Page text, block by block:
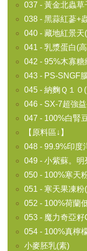
037 - 黃金北蟲草
038 - 黑蒜紅蔘+
040 - 藏地紅景天
041 - 乳漿蛋白(
042 - 95%木寡糖
043 - PS-SNGF
045 - 納麴Ｑ１０
046 - SX-7超強
047 - 100%白腎
【原料區↓】
048 - 99.9%印度
049 - 小紫蘇。明
050 - 100%寒天
051 - 寒天果凍粉
052 - 100%荷蘭
053 - 魔力奇亞
054 - 100%真檸
小麥胚乳(素)